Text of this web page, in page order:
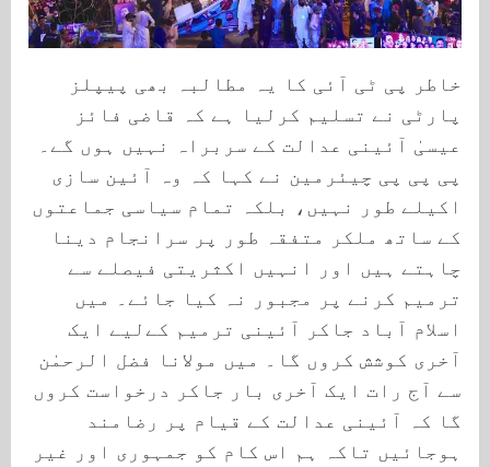
خاطر پی ٹی آئی کا یہ مطالبہ بھی پیپلز
پارٹی نے تسلیم کرلیا ہے کہ قاضی فائز
عیسیٰ آئینی عدالت کے سربراہ نہیں ہوں گے۔
پی پی پی چیئرمین نے کہا کہ وہ آئین سازی
اکیلے طور نہیں، بلکہ تمام سیاسی جماعتوں
کے ساتھ ملکر متفقہ طور پر سرانجام دینا
چاہتے ہیں اور انہیں اکثریتی فیصلے سے
ترمیم کرنے پر مجبور نہ کیا جائے۔ میں
اسلام آباد جاکر آئینی ترمیم کےلیے ایک
آخری کوشش کروں گا۔ میں مولانا فضل الرحمٰن
سے آج رات ایک آخری بار جاکر درخواست کروں
گا کہ آئینی عدالت کے قیام پر رضامند
ہوجائیں تاکہ ہم اس کام کو جمہوری اور غیر